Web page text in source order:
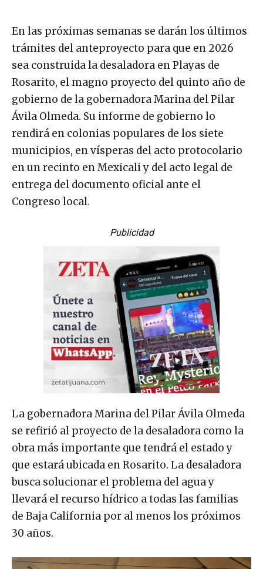
En las próximas semanas se darán los últimos
trámites del anteproyecto para que en 2026
sea construida la desaladora en Playas de
Rosarito, el magno proyecto del quinto año de
gobierno de la gobernadora Marina del Pilar
Ávila Olmeda. Su informe de gobierno lo
rendirá en colonias populares de los siete
municipios, en vísperas del acto protocolario
en un recinto en Mexicali y del acto legal de
entrega del documento oficial ante el
Congreso local.
Publicidad
La gobernadora Marina del Pilar Ávila Olmeda
se refirió al proyecto de la desaladora como la
obra más importante que tendrá el estado y
que estará ubicada en Rosarito. La desaladora
busca solucionar el problema del agua y
llevará el recurso hídrico a todas las familias
de Baja California por al menos los próximos
30 años.